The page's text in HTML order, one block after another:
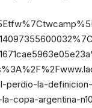
perdio-la-
copa-argentina-